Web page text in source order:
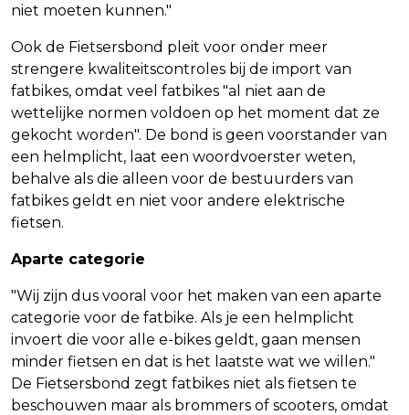
niet moeten kunnen."
Ook de Fietsersbond pleit voor onder meer
strengere kwaliteitscontroles bij de import van
fatbikes, omdat veel fatbikes "al niet aan de
wettelijke normen voldoen op het moment dat ze
gekocht worden". De bond is geen voorstander van
een helmplicht, laat een woordvoerster weten,
behalve als die alleen voor de bestuurders van
fatbikes geldt en niet voor andere elektrische
fietsen.
Aparte categorie
"Wij zijn dus vooral voor het maken van een aparte
categorie voor de fatbike. Als je een helmplicht
invoert die voor alle e-bikes geldt, gaan mensen
minder fietsen en dat is het laatste wat we willen."
De Fietsersbond zegt fatbikes niet als fietsen te
beschouwen maar als brommers of scooters, omdat